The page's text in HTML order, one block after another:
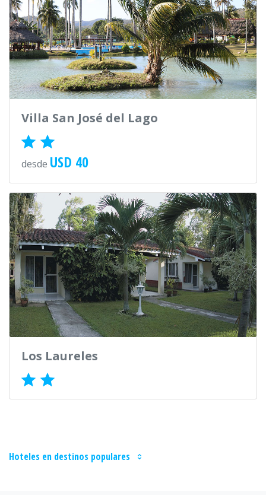
Villa San José del Lago
desde USD 40
Los Laureles
Hoteles en destinos populares